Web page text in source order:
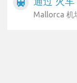
train
Mallorca 机